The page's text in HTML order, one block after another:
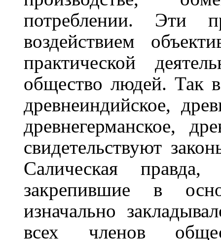
потреблении. Эти
воздействием
практической
общество людей. Так
древнеиндийское,
древнегерманское,
свидетельствуют
Салическая
закрепившие в
изначально
всех членов